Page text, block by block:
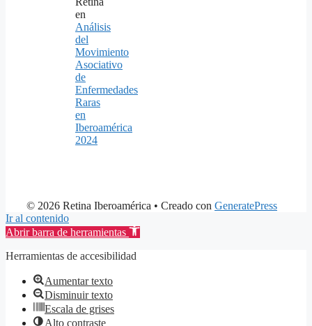
en
Análisis
del
Movimiento
Asociativo
de
Enfermedades
Raras
en
Iberoamérica
2024
© 2026 Retina Iberoamérica • Creado con GeneratePress
Ir al contenido
Abrir barra de herramientas
Herramientas de accesibilidad
Aumentar texto
Disminuir texto
Escala de grises
Alto contraste